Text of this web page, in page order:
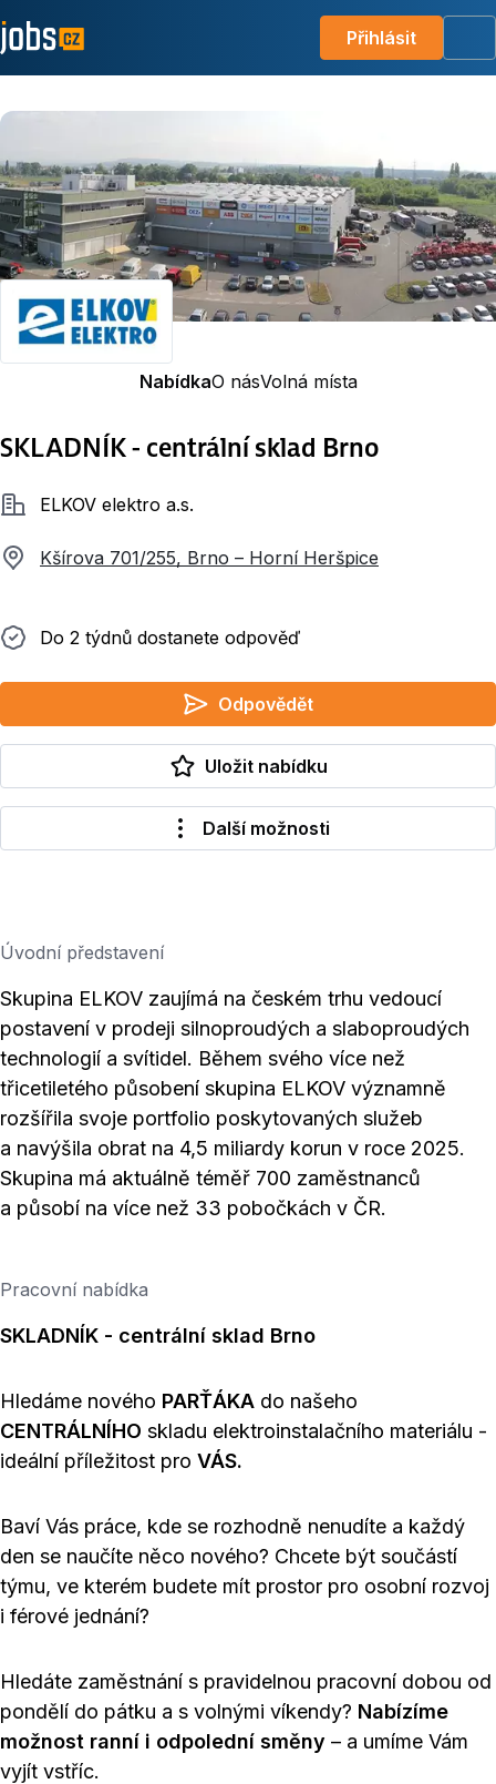
Přihlásit
NabídkaO násVolná místa
SKLADNÍK - centrální sklad Brno
SpolečnostELKOV elektro a.s.
Kšírova 701/255, Brno – Horní Heršpice
Do 2 týdnů dostanete odpověď
Do 2 týdnů dostanete odpověď
Odpovědět
Uložit nabídku
Další možnosti
Úvodní představení
Skupina ELKOV zaujímá na českém trhu vedoucí
postavení v prodeji silnoproudých a slaboproudých
technologií a svítidel. Během svého více než
třicetiletého působení skupina ELKOV významně
rozšířila svoje portfolio poskytovaných služeb
a navýšila obrat na 4,5 miliardy korun v roce 2025.
Skupina má aktuálně téměř 700 zaměstnanců
a působí na více než 33 pobočkách v ČR.
Pracovní nabídka
SKLADNÍK - centrální sklad Brno
Hledáme nového PARŤÁKA do našeho
CENTRÁLNÍHO skladu elektroinstalačního materiálu -
ideální příležitost pro VÁS.
Baví Vás práce, kde se rozhodně nenudíte a každý
den se naučíte něco nového? Chcete být součástí
týmu, ve kterém budete mít prostor pro osobní rozvoj
i férové jednání?
Hledáte zaměstnání s pravidelnou pracovní dobou od
pondělí do pátku a s volnými víkendy? Nabízíme
možnost ranní i odpolední směny – a umíme Vám
vyjít vstříc.